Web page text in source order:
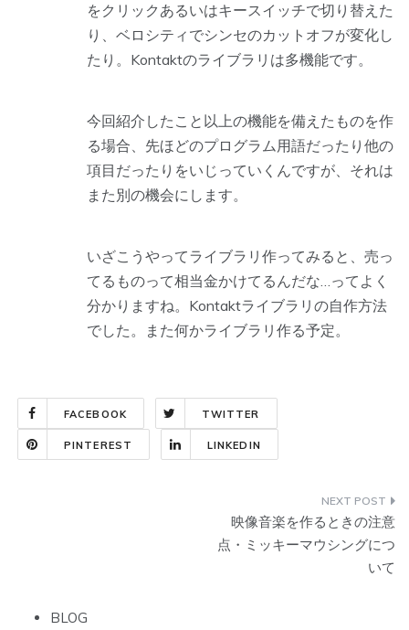
をクリックあるいはキースイッチで切り替えた
り、ベロシティでシンセのカットオフが変化し
たり。Kontaktのライブラリは多機能です。
今回紹介したこと以上の機能を備えたものを作
る場合、先ほどのプログラム用語だったり他の
項目だったりをいじっていくんですが、それは
また別の機会にします。
いざこうやってライブラリ作ってみると、売っ
てるものって相当金かけてるんだな…ってよく
分かりますね。Kontaktライブラリの自作方法
でした。また何かライブラリ作る予定。
FACEBOOK TWITTER
PINTEREST LINKEDIN
ビ
映像音楽を作るときの注意
点・ミッキーマウシングにつ
いて
BLOG